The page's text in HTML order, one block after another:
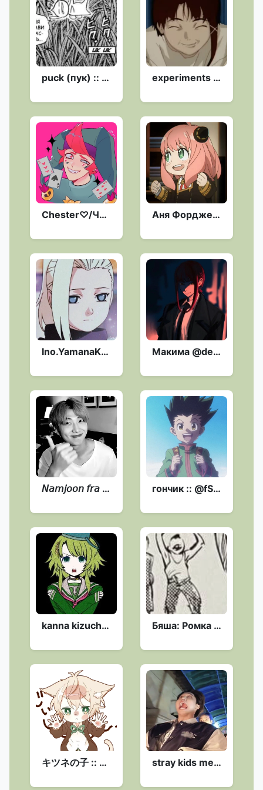
puck (пук) :: @fStikBot experiments lain @idinah2u
Chester♡/Честер♡ :: @fStikBot Аня Форджер :: @fStikBot
Ino.YamanaKA :: @fStikBot Макима @destedXD :: @fStikBot
𝘕𝘢𝘮𝘫𝘰𝘰𝘯 𝘧𝘳𝘢 𝘜𝘭𝘧 :: @fStikBot гончик :: @fStikBot
kanna kizuchi <333 :: @fStikBot Бяша: Ромка и Бяша против всех :: @fStikBot
キツネの子 :: @fStikBot stray kids memes @dypxhfi :: @fStikBot.